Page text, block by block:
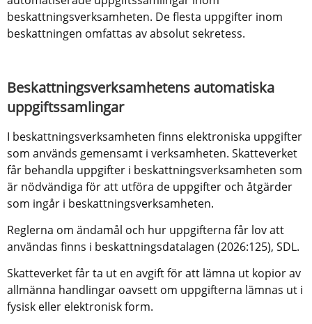
beskattningsverksamheten. De flesta uppgifter inom
beskattningen omfattas av absolut sekretess.
Beskattningsverksamhetens automatiska
uppgiftssamlingar
I beskattningsverksamheten finns elektroniska uppgifter
som används gemensamt i verksamheten. Skatteverket
får behandla uppgifter i beskattningsverksamheten som
är nödvändiga för att utföra de uppgifter och åtgärder
som ingår i beskattningsverksamheten.
Reglerna om ändamål och hur uppgifterna får lov att
användas finns i beskattningsdatalagen (2026:125), SDL.
Skatteverket får ta ut en avgift för att lämna ut kopior av
allmänna handlingar oavsett om uppgifterna lämnas ut i
fysisk eller elektronisk form.